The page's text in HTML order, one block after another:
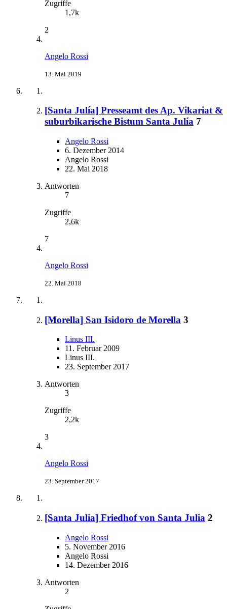
Zugriffe
1,7k
2
Angelo Rossi
13. Mai 2019
[Santa Julía] Presseamt des Ap. Vikariat &
suburbikarische Bistum Santa Julía 7
Angelo Rossi
6. Dezember 2014
Angelo Rossi
22. Mai 2018
Antworten
7
Zugriffe
2,6k
7
Angelo Rossi
22. Mai 2018
[Morella] San Isidoro de Morella 3
Linus III.
11. Februar 2009
Linus III.
23. September 2017
Antworten
3
Zugriffe
2,2k
3
Angelo Rossi
23. September 2017
[Santa Julia] Friedhof von Santa Julia 2
Angelo Rossi
5. November 2016
Angelo Rossi
14. Dezember 2016
Antworten
2